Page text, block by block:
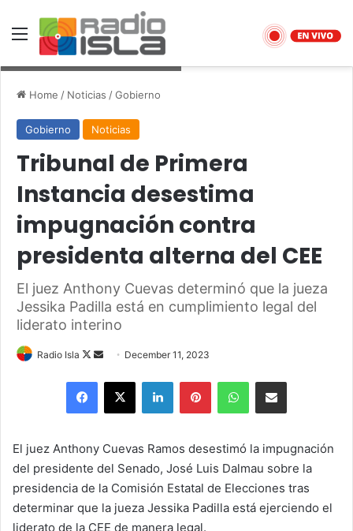
Menu
Metro Puerto Rico/ Dennis A. Jones
Home / Noticias /Gobierno
Gobierno Noticias
Tribunal de Primera
Instancia desestima
impugnación contra
presidenta alterna del CEE
El juez Anthony Cuevas determinó que la jueza
Jessika Padilla está en cumplimiento legal del
liderato interino
Radio Isla
Follow
Send
email
December 11, 2023
Facebook
X LinkedInPinterestWhatsAppShare via Email
El juez Anthony Cuevas Ramos desestimó la impugnación
del presidente del Senado, José Luis Dalmau sobre la
presidencia de la Comisión Estatal de Elecciones tras
determinar que la jueza Jessika Padilla está ejerciendo el
liderato de la CEE de manera legal.